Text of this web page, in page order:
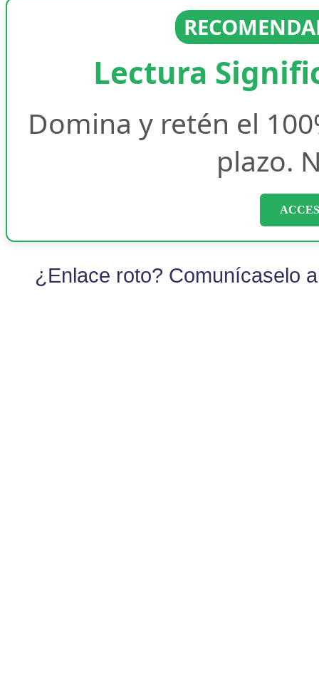
Lectura
Domina y retén el
plazo.
¿Enlace roto? Comunícaselo